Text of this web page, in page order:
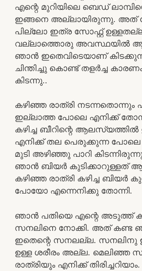
എന്റെ മുറിയിലെ ബെഡ്
ഇങ്ങനെ അല്ലായിരുന്നു. അത്
പില്ലോ ഇത്ര സോഫ്റ്റ്‌
വല്ലാത്തൊരു അവസ്ഥയില്‍
ഞാന്‍ ഇതെവിടെയാണ്
ചിന്തിച്ചു കൊണ്ട് തളര്‍ച്ച
കിടന്നു..
കഴിഞ്ഞ രാത്രി നടന്നതൊന്നും
ഇല്ലാത്ത പോലെ എനിക്ക്
കഴിച്ച ബീറിന്റെ
എനിക്ക് തല പെരുക്കുന്ന പോലെ
മുടി അഴിഞ്ഞു പാറി
ഞാന്‍ ബിയര്‍ കുടിക്കാറുള്ളത്
കഴിഞ്ഞ രാത്രി കഴിച്ച ബിയര്‍
പോയോ എന്നെനിക്കു തോന്നി.
ഞാന്‍ പതിയെ എന്റെ അടുത്ത്
സനലിനെ നോക്കി. അത് കണ്ട
ഇതെന്റെ സനലല്ല. സനലിനു
ഉള്ള ശരീരം അല്ല. മെലിഞ്ഞ
രാത്രിയും എനിക്ക്